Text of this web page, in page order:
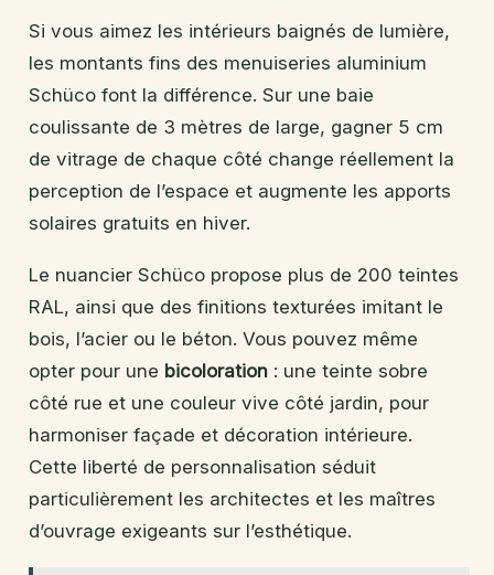
Si vous aimez les intérieurs baignés de lumière,
les montants fins des menuiseries aluminium
Schüco font la différence. Sur une baie
coulissante de 3 mètres de large, gagner 5 cm
de vitrage de chaque côté change réellement la
perception de l’espace et augmente les apports
solaires gratuits en hiver.
Le nuancier Schüco propose plus de 200 teintes
RAL, ainsi que des finitions texturées imitant le
bois, l’acier ou le béton. Vous pouvez même
opter pour une bicoloration : une teinte sobre
côté rue et une couleur vive côté jardin, pour
harmoniser façade et décoration intérieure.
Cette liberté de personnalisation séduit
particulièrement les architectes et les maîtres
d’ouvrage exigeants sur l’esthétique.